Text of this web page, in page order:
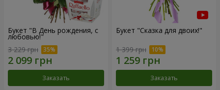
Букет "В День рождения, с
любовью!"
3 229 грн
Заказать
Букет "Сказка для двоих!"
1 399 грн
Заказать